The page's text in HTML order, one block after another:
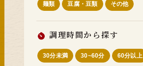
麺類 豆腐・豆類 その他
調理時間から探す
30分未満 30~60分 60分以上